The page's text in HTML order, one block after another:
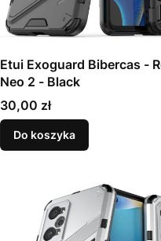
Etui Exoguard Bibercas -
Neo 2 - Black
Cena
30,00 zł
Do koszyka